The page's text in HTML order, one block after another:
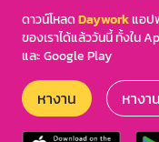
ดาวน์โหลดDayworkแอป
ของเราได้แล้ววันนี้ ทั้งใน
และ Google Play
หางาน หางา